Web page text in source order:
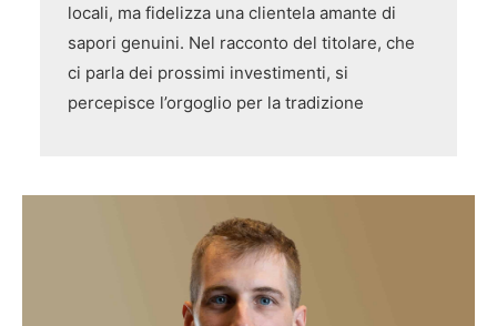
locali, ma fidelizza una clientela amante di
sapori genuini. Nel racconto del titolare, che
ci parla dei prossimi investimenti, si
percepisce l’orgoglio per la tradizione